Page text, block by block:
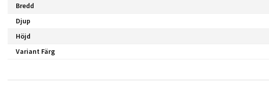
Bredd
Djup
Höjd
Variant Färg